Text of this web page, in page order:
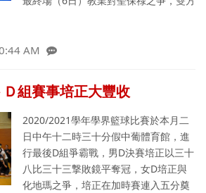
AM
組賽事培正大豐收
2020/2021學年學界籃球比賽於本月二
日中午十二時三十分假中葡體育館，進
行最後D組爭霸戰，男D決賽培正以三十
八比三十三撃敗鏡平奪冠，女D培正與
化地瑪之爭，培正在加時賽連入五分奠